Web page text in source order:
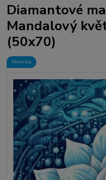
Diamantové
Mandalový
(50x70)
Novinka